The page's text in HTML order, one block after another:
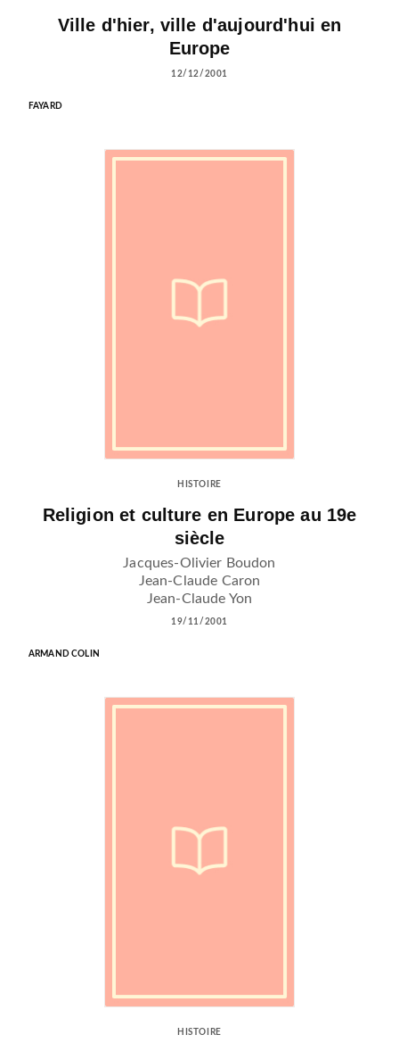
Ville d'hier, ville d'aujourd'hui en
Europe
12/12/2001
FAYARD
HISTOIRE
Religion et culture en Europe au 19e
siècle
Jacques-Olivier Boudon
Jean-Claude Caron
Jean-Claude Yon
19/11/2001
ARMAND COLIN
HISTOIRE